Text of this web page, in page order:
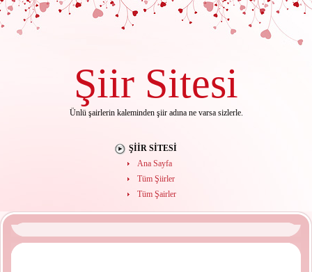
Şiir Sitesi
Ünlü şairlerin kaleminden şiir adına ne varsa sizlerle.
ŞIIR SITESI
Ana Sayfa
Tüm Şiirler
Tüm Şairler